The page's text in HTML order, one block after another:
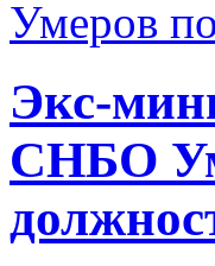
Экс-
СНБО